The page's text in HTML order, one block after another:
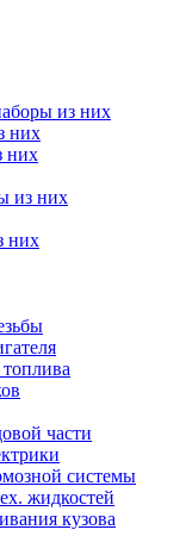
из них
них
них
из них
них
части
системы
жидкостей
кузова